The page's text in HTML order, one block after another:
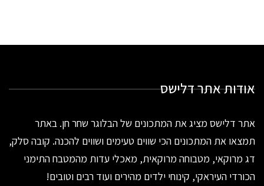
אודות אתר דלישס
אתר דלישס מציג את המתכונים של הבלוגר שחר חן. באתר
תמצאו את המתכונים הכי שווים טעימים ושווים להכנה. קובה סלק,
דג מרוקאי, מטבוחה מרוקאית, מאכלי עדות מהמטבח התימני
הכורדי העיראקי, קינוחי ילדים מהירים ועוד רבים וטובים!